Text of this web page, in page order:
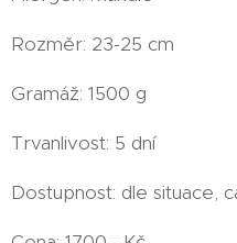
Rozměr: 23-25 cm
Gramáž: 1500 g
Trvanlivost: 5 dní
Dostupnost: dle situace,